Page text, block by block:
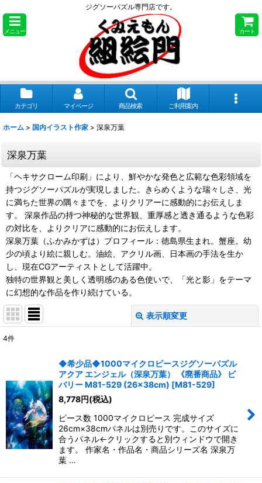
ジグソーパズル専門店です。
メニュー カート
カテゴリ マイページ 商品検索 ご利用案内
ホーム > 国内イラスト作家 > 深泉万葉
深泉万葉
「ヘキサクローム印刷」により、鮮やかな発色と広範な色彩領域を
持つジグソーパズルが実現しました。きらめくような瑞々しさ、光
に満ちた世界の隅々までを、よりクリアーに感動的にお伝えしま
す。 深泉作品の持つ神秘的な世界観、重厚感と透き通るような色彩
の対比を、よりクリアに感動的にお伝えします。
深泉万葉（ふかみかずは）プロフィール：徳島県生まれ。蟹座。幼
少の頃より絵に親しむ。油絵、アクリル画、日本画の手法を生か
し、現在CGアーティストとして活躍中。
独特の世界観と美しく透明感のある色使いで、「光と影」をテーマ
に幻想的な作品を作り続けている。
表示順変更
並び順:
絞り込む
4件
◆希少品◆1000マイクロピースジグソーパズル
アクア エンジェル（深泉万葉） 《廃番商品》 ビ
バリー M81-529 (26×38cm) [M81-529]
8,778円(税込)
ピース数 1000マイクロピース 完成サイズ
26cm×38cmパネルは別売りです。このサイズに
合うパネル←クリックすると別ウィンドウで開き
ます。 作家名・作品名・商品シリーズ名 深泉万
葉 …